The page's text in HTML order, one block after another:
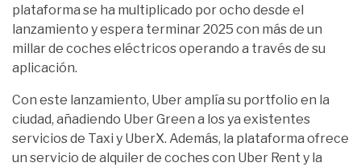
plataforma se ha multiplicado por ocho desde el
lanzamiento y espera terminar 2025 con más de un
millar de coches eléctricos operando a través de su
aplicación.
Con este lanzamiento, Uber amplía su portfolio en la
ciudad, añadiendo Uber Green a los ya existentes
servicios de Taxi y UberX. Además, la plataforma ofrece
un servicio de alquiler de coches con Uber Rent y la